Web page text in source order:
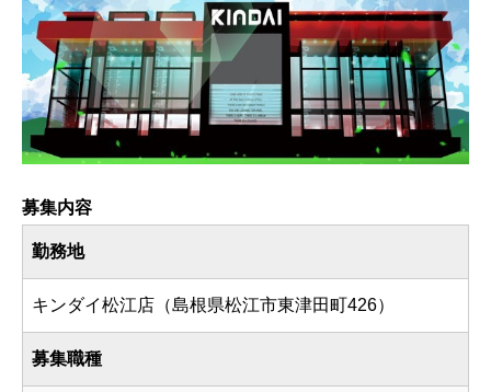
募集内容
勤務地
キンダイ松江店（島根県松江市東津田町426）
募集職種